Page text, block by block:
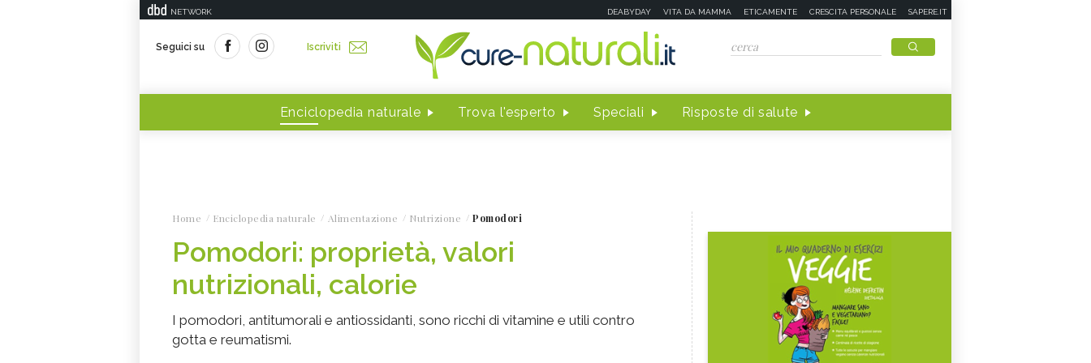
NETWORK DEABYDAY VITA DA MAMMA ETICAMENTE CRESCITA PERSONALE SAPERE.IT
Seguici su Iscriviti
Enciclopedia naturale Trova l'esperto Speciali Risposte di salute
Home Enciclopedia naturale Alimentazione Nutrizione Pomodori
Pomodori: proprietà, valori
nutrizionali, calorie
I pomodori, antitumorali e antiossidanti, sono ricchi di vitamine e utili contro
gotta e reumatismi.